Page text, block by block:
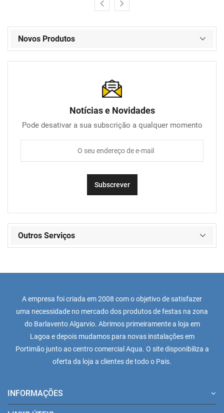
Novos Produtos
Notícias e Novidades
Pode desativar a sua subscrição a qualquer momento
Outros Serviços
A empresa foi criada em 2008 com o objetivo de satisfazer
uma necessidade no mercado dos produtos de festas na zona
do Barlavento Algarvio. Abrimos primeiramente a loja em
Lagoa e depois mudamos para novas instalações em
Portimão junto ao centro comercial Aqua. O site disponibiliza a
oferta da loja a clientes de todo o Pais.
INFORMAÇÕES